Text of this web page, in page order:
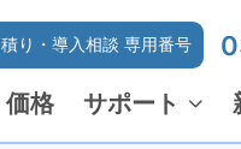
積り・導入相談 専用番号
価格 サポート